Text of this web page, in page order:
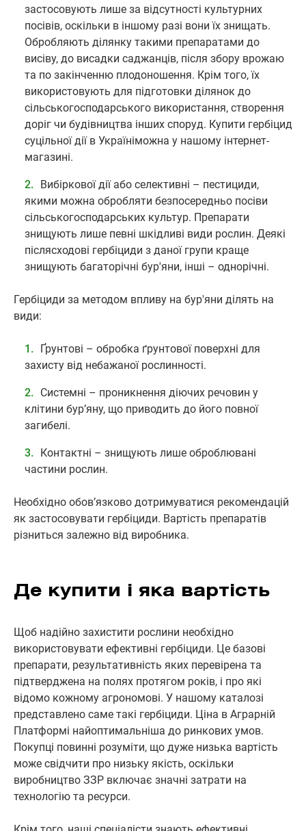
застосовують лише за відсутності культурних
посівів, оскільки в іншому разі вони їх знищать.
Обробляють ділянку такими препаратами до
висіву, до висадки саджанців, після збору врожаю
та по закінченню плодоношення. Крім того, їх
використовують для підготовки ділянок до
сільськогосподарського використання, створення
доріг чи будівництва інших споруд. Купити гербіцид
суцільної дії в Україніможна у нашому інтернет-
магазині.
Вибіркової дії або селективні – пестициди,
якими можна обробляти безпосередньо посіви
сільськогосподарських культур. Препарати
знищують лише певні шкідливі види рослин. Деякі
післясходові гербіциди з даної групи краще
знищують багаторічні бур'яни, інші – однорічні.
Гербіциди за методом впливу на бур'яни ділять на
види:
Ґрунтові – обробка ґрунтової поверхні для
захисту від небажаної рослинності.
Системні – проникнення діючих речовин у
клітини бур’яну, що приводить до його повної
загибелі.
Контактні – знищують лише оброблювані
частини рослин.
Необхідно обов’язково дотримуватися рекомендацій
як застосовувати гербіциди. Вартість препаратів
різниться залежно від виробника.
Де купити і яка вартість
Щоб надійно захистити рослини необхідно
використовувати ефективні гербіциди. Це базові
препарати, результативність яких перевірена та
підтверджена на полях протягом років, і про які
відомо кожному агрономові. У нашому каталозі
представлено саме такі гербіциди. Ціна в Аграрній
Платформі найоптимальніша до ринкових умов.
Покупці повинні розуміти, що дуже низька вартість
може свідчити про низьку якість, оскільки
виробництво ЗЗР включає значні затрати на
технологію та ресурси.